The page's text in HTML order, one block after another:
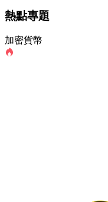
熱點專題
加密貨幣